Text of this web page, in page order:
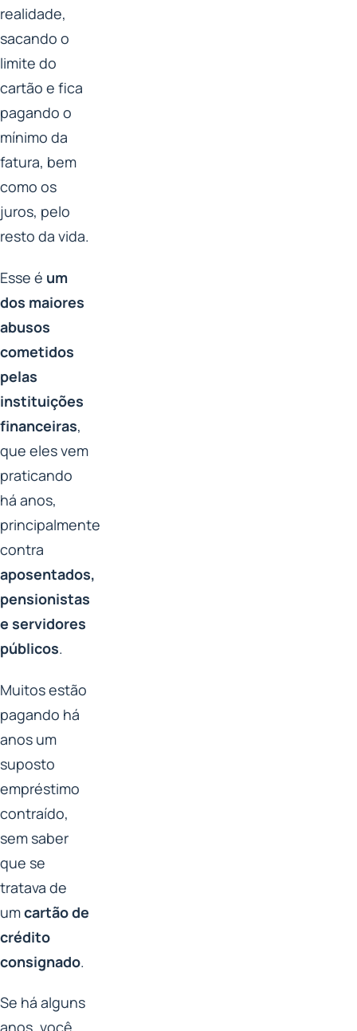
realidade,
sacando o
limite do
cartão e fica
pagando o
mínimo da
fatura, bem
como os
juros, pelo
resto da vida.
Esse é um
dos maiores
abusos
cometidos
pelas
instituições
financeiras,
que eles vem
praticando
há anos,
principalmente
contra
aposentados,
pensionistas
e servidores
públicos.
Muitos estão
pagando há
anos um
suposto
empréstimo
contraído,
sem saber
que se
tratava de
umcartão de
crédito
consignado.
Se há alguns